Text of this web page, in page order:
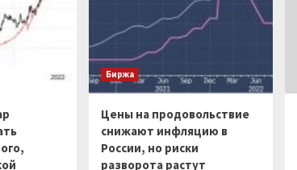
Биржа
Цены на продовольствие
снижают инфляцию в
России, но риски
разворота растут